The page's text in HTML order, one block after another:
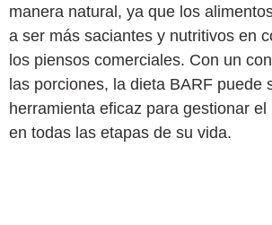
manera natural, ya que los
a ser más saciantes y nutritivos en
los piensos comerciales. Con un
las porciones, la dieta BARF puede
herramienta eficaz para gestionar
en todas las etapas de su vida.